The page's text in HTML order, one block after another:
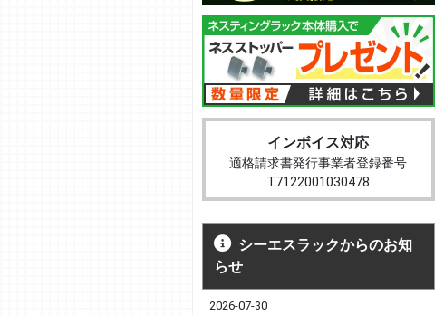
インボイス対応
適格請求書発行事業者登録番号
T7122001030478
シーエスラックからのお知
らせ
2026-07-30